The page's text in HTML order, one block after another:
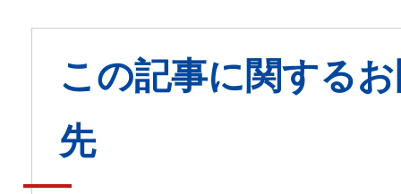
この記事に関する
先